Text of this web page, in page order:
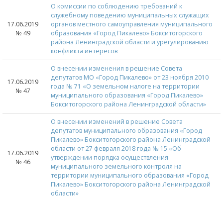
17.06.2019
№ 49
О комиссии по соблюдению требований к
служебному поведению муниципальных служащих
органов местного самоуправления муниципального
образования «Город Пикалево» Бокситогорского
района Ленинградской области и урегулированию
конфликта интересов
17.06.2019
№ 47
О внесении изменения в решение Совета
депутатов МО «Город Пикалево» от 23 ноября 2010
года № 71 «О земельном налоге на территории
муниципального образования «Город Пикалево»
Бокситогорского района Ленинградской области»
17.06.2019
№ 46
О внесении изменений в решение Совета
депутатов муниципального образования «Город
Пикалево» Бокситогорского района Ленинградской
области от 27 февраля 2018 года № 15 «Об
утверждении порядка осуществления
муниципального земельного контроля на
территории муниципального образования «Город
Пикалево» Бокситогорского района Ленинградской
области»